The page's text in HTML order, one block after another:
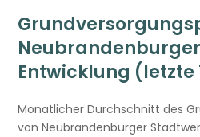
Entwicklung (letzte
Monatlicher Durchschnitt des
von Neubrandenburger